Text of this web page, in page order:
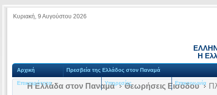
Κυριακή, 9 Αυγούστου 2026
Η
Αρχική Πρεσβεία της Ελλάδος στον Παναμά
Επικαιρότητα Υπηρεσίες Επικοινωνία
Η Ελλάδα στον Παναμά Θεωρήσεις Εισόδου